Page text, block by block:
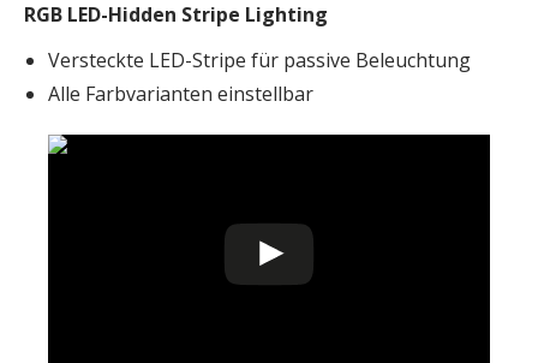
RGB LED-Hidden Stripe Lighting
Versteckte LED-Stripe für passive Beleuchtung
Alle Farbvarianten einstellbar